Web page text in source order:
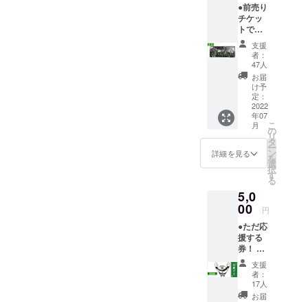
●前売り
チケッ
トで応
援！(東
京公演)
60枚
￥3,500
※チケッ
トは当
日受付
でお引
替えと
なりま
す。
支援
者：
47人
お届
け予
定：
2022
年07
月
詳細を見る
こ
の
リ
タ
ー
ン
を
選
択
す
る
5,0
00 円
●ただ応
援する
券！ ※
会場に
来れな
いのだ
けど応
支援
者：
17人
お届